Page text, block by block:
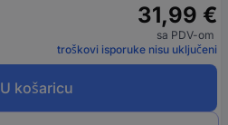
31,99 €
sa PDV-om
troškovi isporuke nisu uključeni
U košaricu